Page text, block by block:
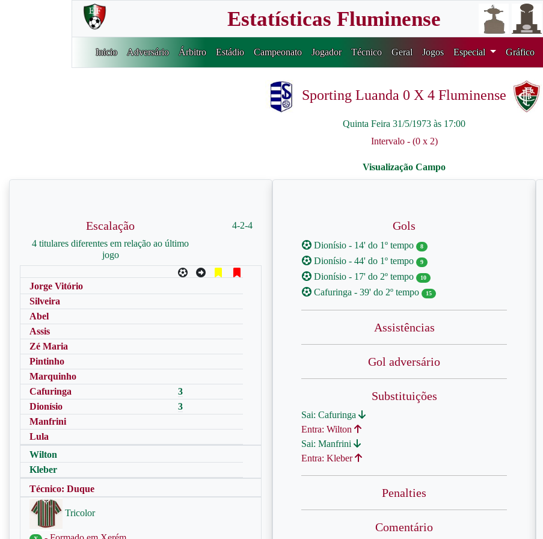
Estatísticas Fluminense
Inicio Adversário Árbitro Estádio Campeonato Jogador Técnico Geral Jogos Especial Gráfico
Sporting Luanda 0 X 4 Fluminense
Quinta Feira 31/5/1973 às 17:00
Intervalo - (0 x 2)
Escalação
4 titulares diferentes em relação ao último
jogo
4-2-4
Jorge Vitório
Silveira
Abel
Assis
Zé Maria
Pintinho
Marquinho
Cafuringa
3
Dionísio
3
Manfrini
Lula
Wilton
Kleber
Técnico: Duque
Tricolor
Gols
Dionísio - 14' do 1º tempo 8
Dionísio - 44' do 1º tempo 9
Dionísio - 17' do 2º tempo 10
Cafuringa - 39' do 2º tempo 15
Assistências
Gol adversário
Substituições
Sai: Cafuringa
Entra: Wilton
Sai: Manfrini
Entra: Kleber
Penalties
Comentário